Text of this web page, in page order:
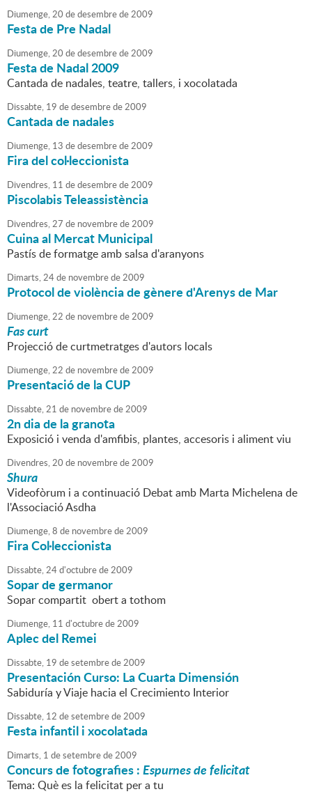
Diumenge,20 dedesembrede2009
Festa de Pre Nadal
Diumenge,20 dedesembrede2009
Festa de Nadal 2009
Cantada de nadales, teatre, tallers, i xocolatada
Dissabte, 19 dedesembrede2009
Cantada de nadales
Diumenge, 13 dedesembrede2009
Fira del col·leccionista
Divendres, 11 dedesembrede2009
Piscolabis Teleassistència
Divendres,27 de novembrede2009
Cuina al Mercat Municipal
Pastís de formatge amb salsa d'aranyons
Dimarts,24de novembrede2009
Protocol de violència de gènere d'Arenys de Mar
Diumenge,22 de novembrede2009
Fas curt
Projecció de curtmetratges d'autors locals
Diumenge,22 de novembrede2009
Presentació de la CUP
Dissabte,21 de novembrede2009
2n dia de la granota
Exposició i venda d'amfibis, plantes, accesoris i aliment viu
Divendres,20 de novembrede2009
Shura
Videofòrum i a continuació Debat amb Marta Michelena de
l'Associació Asdha
Diumenge,8 de novembrede2009
Fira Col·leccionista
Dissabte,24d'octubrede2009
Sopar de germanor
Sopar compartit obert a tothom
Diumenge, 11 d'octubrede2009
Aplec del Remei
Dissabte, 19 desetembrede2009
Presentación Curso: La Cuarta Dimensión
Sabiduría y Viaje hacia el Crecimiento Interior
Dissabte, 12 desetembrede2009
Festa infantil i xocolatada
Dimarts, 1 desetembrede2009
Concurs de fotografies :Espurnes de felicitat
Tema: Què es la felicitat per a tu